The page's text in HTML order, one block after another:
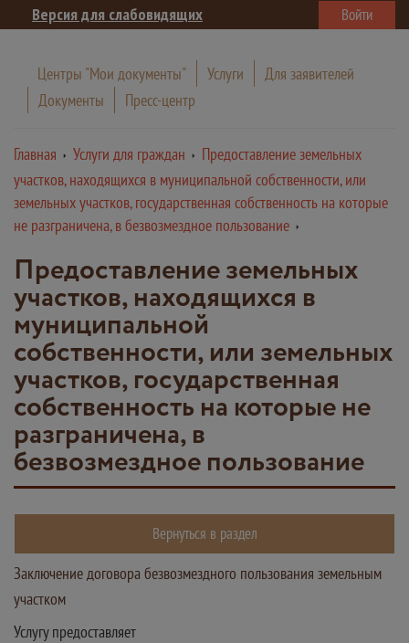
Версия для слабовидящих Войти
Центры "Мои документы" Услуги
Для заявителей
Документы
Пресс-центр
Главная Услуги для граждан
Предоставление земельных
участков, находящихся в муниципальной собственности, или
земельных участков, государственная собственность на которые
не разграничена, в безвозмездное пользование
Предоставление земельных
участков, находящихся в
муниципальной
собственности, или земельных
участков, государственная
собственность на которые не
разграничена, в
безвозмездное пользование
Вернуться в раздел
Заключение договора безвозмездного пользования земельным
участком
Услугу предоставляет